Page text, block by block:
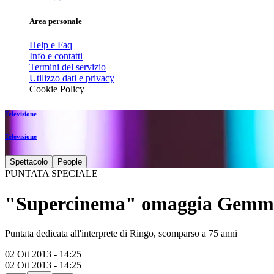
Area personale
Help e Faq
Info e contatti
Termini del servizio
Utilizzo dati e privacy
Cookie Policy
Televisione
Televisione
Spettacolo People
PUNTATA SPECIALE
"Supercinema" omaggia
Puntata dedicata all'interprete di Ringo, scomparso a 75 anni
02 Ott 2013 - 14:25
02 Ott 2013 - 14:25